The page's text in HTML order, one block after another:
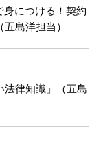
身につける！契約
島洋担当）
法律知識」（五島